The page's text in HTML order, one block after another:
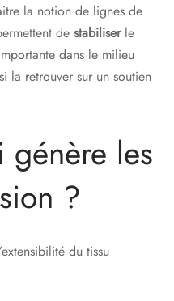
la notion de lignes de
de stabiliserle
dans le milieu
la retrouver sur un soutien
génère les
?
du tissu